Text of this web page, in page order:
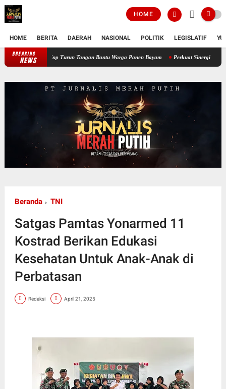
HOME
HOME BERITA DAERAH NASIONAL POLITIK LEGISLATIF
BREAKING
NEWS Perkuat Ketahanan Pangan Wilayah, Babinsa Koramil 12/Tnp Turun Tangan
Beranda TNI
Satgas Pamtas Yonarmed 11
Kostrad Berikan Edukasi
Kesehatan Untuk Anak-Anak di
Perbatasan
Redaksi April 21, 2025